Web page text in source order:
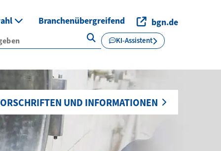
Branchenübergreifend bgn.de
KI-Assistent
UND INFORMATIONEN